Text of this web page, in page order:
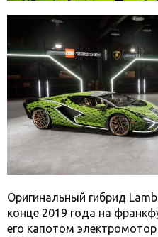
Оригинальный гибрид
конце 2019 года на
его капотом